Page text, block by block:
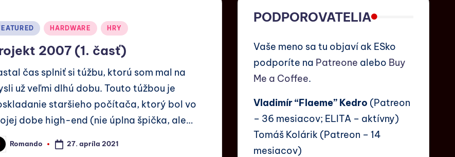
HARDWARE HRY
2007 (1. časť)
čas splniť si túžbu, ktorú som mal na
už veľmi dlhú dobu. Touto túžbou je
staršieho počítača, ktorý bol vo
dobe high-end (nie úplna špička, ale…
Romando 27. apríla 2021
PODPOROVATELIA
Vaše meno sa tu objaví ak ESko
podporíte na Patreone alebo Buy
Me a Coffee.
Vladimír “Flaeme” Kedro (Patreon
– 36 mesiacov; ELITA – aktívny)
Tomáš Kolárik (Patreon – 14
mesiacov)